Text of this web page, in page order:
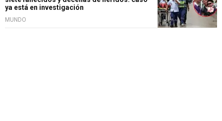
ya está en investigación
MUNDO